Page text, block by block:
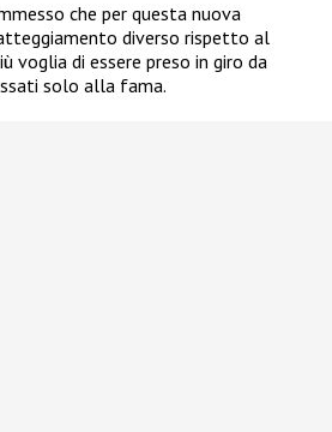
che per questa nuova
diverso rispetto al
voglia di essere preso in giro da
solo alla fama.